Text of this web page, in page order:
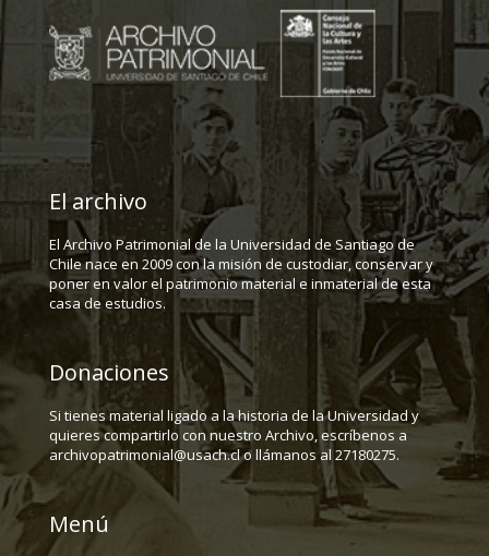
El archivo
El Archivo Patrimonial de la Universidad de Santiago de
Chile nace en 2009 con la misión de custodiar, conservar y
poner en valor el patrimonio material e inmaterial de esta
casa de estudios.
Donaciones
Si tienes material ligado a la historia de la Universidad y
quieres compartirlo con nuestro Archivo, escríbenos a
archivopatrimonial@usach.cl o llámanos al 27180275.
Menú